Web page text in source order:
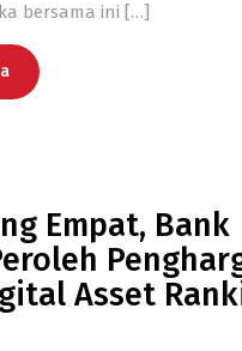
bersama ini […]
Empat, Bank
Asset